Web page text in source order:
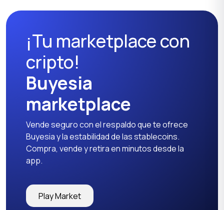
¡Tu marketplace con
cripto!
Buyesia
marketplace
Vende seguro con el respaldo que te ofrece
Buyesia y la estabilidad de las stablecoins.
Compra, vende y retira en minutos desde la
app.
Play Market